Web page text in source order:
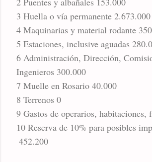
3 Huella o vía permanente 2.673.000
4 Maquinarias y material rodante
5 Estaciones, inclusive aguadas
6 Administración, Dirección,
Ingenieros 300.000
7 Muelle en Rosario 40.000
8 Terrenos 0
9 Gastos de operarios, habitaciones,
10 Reserva de 10% para posibles
452.200